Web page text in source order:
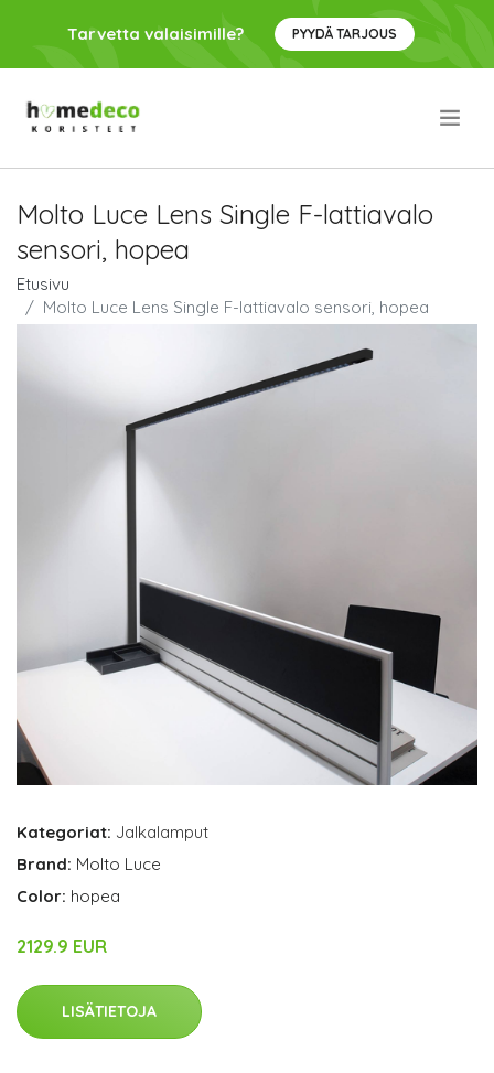
Tarvetta valaisimille? PYYDÄ TARJOUS
Molto Luce Lens Single F-lattiavalo
sensori, hopea
Etusivu
Molto Luce Lens Single F-lattiavalo sensori, hopea
Kategoriat: Jalkalamput
Brand: Molto Luce
Color: hopea
2129.9 EUR
LISÄTIETOJA